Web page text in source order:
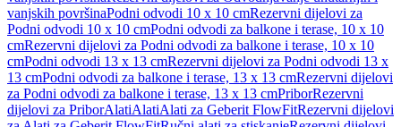
vanjskih površinaPodni odvodi 10 x 10 cmRezervni dijelovi za
Podni odvodi 10 x 10 cmPodni odvodi za balkone i terase, 10 x 10
cmRezervni dijelovi za Podni odvodi za balkone i terase, 10 x 10
cmPodni odvodi 13 x 13 cmRezervni dijelovi za Podni odvodi 13 x
13 cmPodni odvodi za balkone i terase, 13 x 13 cmRezervni dijelovi
za Podni odvodi za balkone i terase, 13 x 13 cmPriborRezervni
dijelovi za PriborAlatiAlatiAlati za Geberit FlowFitRezervni dijelovi